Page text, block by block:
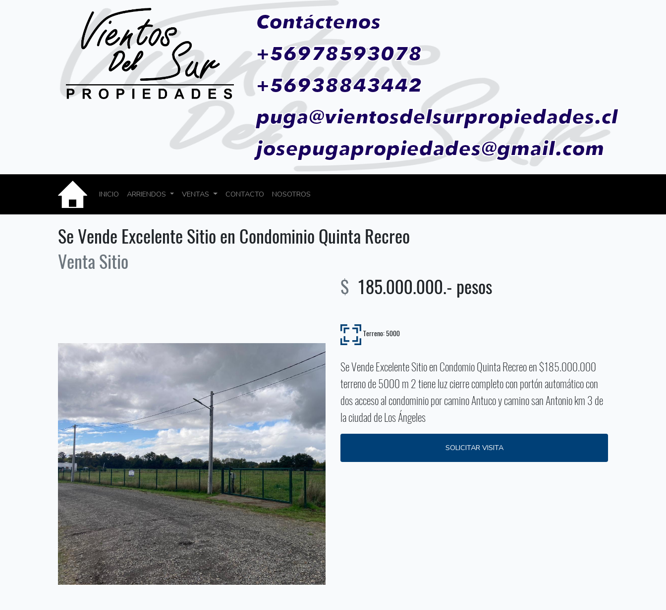
Contáctenos
+56978593078
+56938843442
puga@vientosdelsurpropiedades.cl
josepugapropiedades@gmail.com
INICIO ARRIENDOS VENTAS CONTACTO NOSOTROS
Se Vende Excelente Sitio en Condominio Quinta Recreo
Venta Sitio
$ 185.000.000.- pesos
Terreno: 5000
Se Vende Excelente Sitio en Condomio Quinta Recreo en $185.000.000
terreno de 5000 m 2 tiene luz cierre completo con portón automático con
dos acceso al condominio por camino Antuco y camino san Antonio km 3 de
la ciudad de Los Ángeles
SOLICITAR VISITA